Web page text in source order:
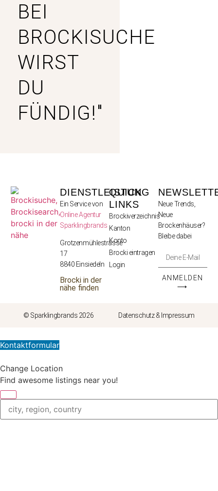
BEI
BROCKISUCHE
WIRST
DU
FÜNDIG!"
DIENSTLEISTUNG
Ein Service von
Online Agentur
Sparklingbrands
Grotzenmühlestrasse
17
8840 Einsiedeln
Brocki in der
nähe finden
QUICK
LINKS
Brockiverzeichnis
Kanton
Konto
Brocki eintragen
Login
Neue Trends,
Neue
Brockenhäuser?
Bleibe dabei
ANMELDEN
⟶
© Sparklingbrands 2026 Datenschutz & Impressum
Kontaktformular
Change Location
Find awesome listings near you!
Change Location